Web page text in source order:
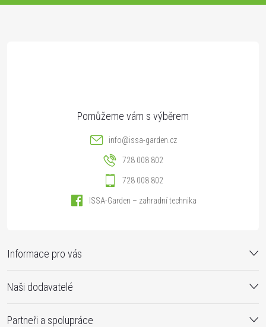
Informace pro vás
info@issa-garden.cz
728 008 802
728 008 802
ISSA-Garden – zahradní technika
Naši dodavatelé
Partneři a spolupráce